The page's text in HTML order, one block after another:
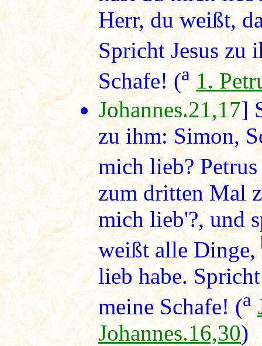
Herr, du weißt,
Spricht Jesus zu
Schafe! (a 1.
Johannes.21,17]
zu ihm: Simon,
mich lieb?
zum dritten Mal
mich lieb'?, und
weißt alle Dinge,
lieb habe.
meine Schafe! (a
Johannes.16,30)